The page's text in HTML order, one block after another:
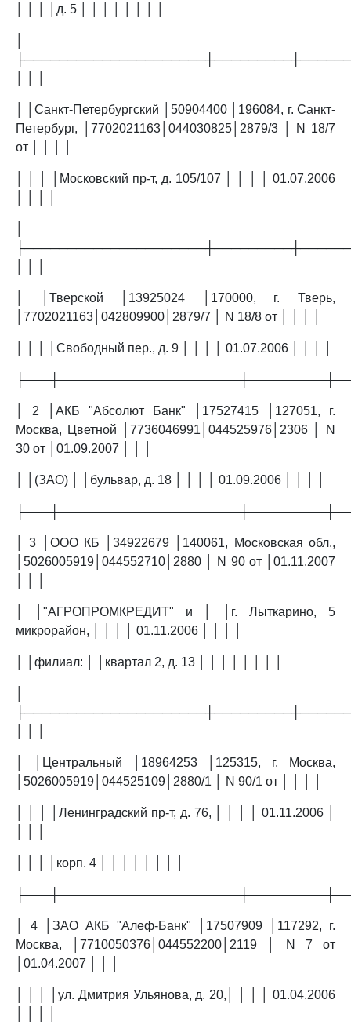
│ │ │ │д. 5 │ │ │ │ │ │ │ │
│ │Санкт-Петербургский │50904400 │196084, г. Санкт-
Петербург, │7702021163│044030825│2879/3 │ N 18/7
от │ │ │ │
│ │ │ │Московский пр-т, д. 105/107 │ │ │ │ 01.07.2006
│ │Тверской │13925024 │170000, г. Тверь,
│7702021163│042809900│2879/7 │ N 18/8 от │ │ │ │
│ │ │ │Свободный пер., д. 9 │ │ │ │ 01.07.2006 │ │ │ │
│ 2 │АКБ "Абсолют Банк" │17527415 │127051, г.
Москва, Цветной │7736046991│044525976│2306 │ N
30 от │01.09.2007 │ │ │
│ │(ЗАО) │ │бульвар, д. 18 │ │ │ │ 01.09.2006 │ │ │ │
│ 3 │ООО КБ │34922679 │140061, Московская обл.,
│5026005919│044552710│2880 │ N 90 от │01.11.2007
│ │"АГРОПРОМКРЕДИТ" и │ │г. Лыткарино, 5
микрорайон, │ │ │ │ 01.11.2006 │ │ │ │
│ │филиал: │ │квартал 2, д. 13 │ │ │ │ │ │ │ │
│ │Центральный │18964253 │125315, г. Москва,
│5026005919│044525109│2880/1 │ N 90/1 от │ │ │ │
│ │ │ │Ленинградский пр-т, д. 76, │ │ │ │ 01.11.2006 │
│ │ │ │корп. 4 │ │ │ │ │ │ │ │
│ 4 │ЗАО АКБ "Алеф-Банк" │17507909 │117292, г.
Москва, │7710050376│044552200│2119 │ N 7 от
│01.04.2007 │ │ │
│ │ │ │ул. Дмитрия Ульянова, д. 20,│ │ │ │ 01.04.2006